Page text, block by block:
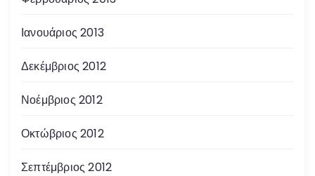
Ιανουάριος 2013
Δεκέμβριος 2012
Νοέμβριος 2012
Οκτώβριος 2012
Σεπτέμβριος 2012